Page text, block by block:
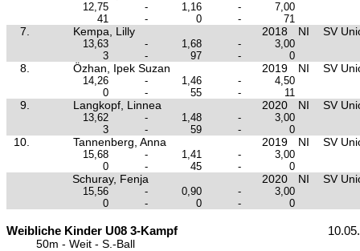
12,75 - 1,16 -
7,00
41
- 0 - 71
7. Kempa, Lilly 2018 NI SV
13,63 - 1,68 -
3,00
3
- 97 - 0
8. Özhan, Ipek Suzan 2019 NI SV
14,26 - 1,46 -
4,50
0
- 55 - 11
9. Langkopf, Linnea 2020 NI SV
13,62 - 1,48 -
3,00
3
- 59 - 0
10. Tannenberg, Anna 2019 NI SV
15,68 - 1,41 -
3,00
0
- 45 - 0
Schuray, Fenja 2020 NI SV
15,56 - 0,90 -
3,00
0
- 0 - 0
Weibliche Kinder U08 3-Kampf
50m - Weit - S.-Ball